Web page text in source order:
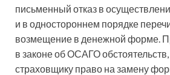
письменный отказ в
и в одностороннем порядке
возмещение в денежной форме.
в законе об ОСАГО
страховщику право на замену